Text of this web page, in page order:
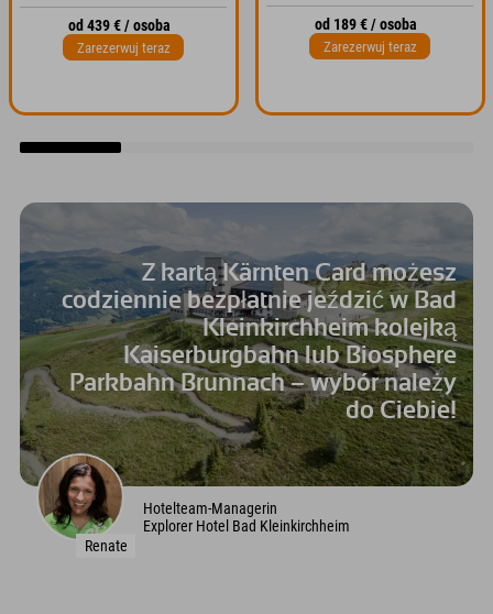
od 439 € / osoba
Zarezerwuj teraz
od 189 € / osoba
Zarezerwuj teraz
Z kartą Kärnten Card możesz
codziennie bezpłatnie jeździć w Bad
Kleinkirchheim kolejką
Kaiserburgbahn lub Biosphere
Parkbahn Brunnach – wybór należy
do Ciebie!
Renate
Hotelteam-Managerin
Explorer Hotel Bad Kleinkirchheim